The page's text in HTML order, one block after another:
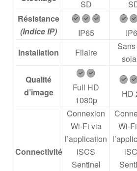
SD
Résistance
(Indice IP)
IP65
Installation
Filaire
Qualité
d’image
Full HD
1080p
HD
Connectivité
Connexion
Wi-Fi via
l’application
iSCS
Sentinel
Wi-